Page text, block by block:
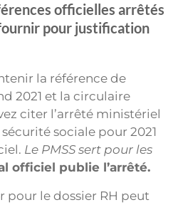
officielles arrêtés
pour justification
la référence de
2021 et la circulaire
citer l’arrêté ministériel
sociale pour 2021
Le PMSS sert pour les
officiel publie l’arrêté.
pour le dossier RH peut